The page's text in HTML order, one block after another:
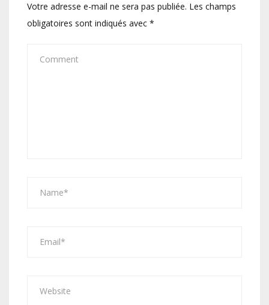
Votre adresse e-mail ne sera pas publiée. Les champs
obligatoires sont indiqués avec *